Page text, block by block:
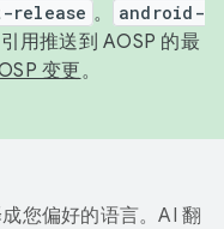
release 。
android-
用推送到 AOSP 的最
变更。
您偏好的语言。AI 翻